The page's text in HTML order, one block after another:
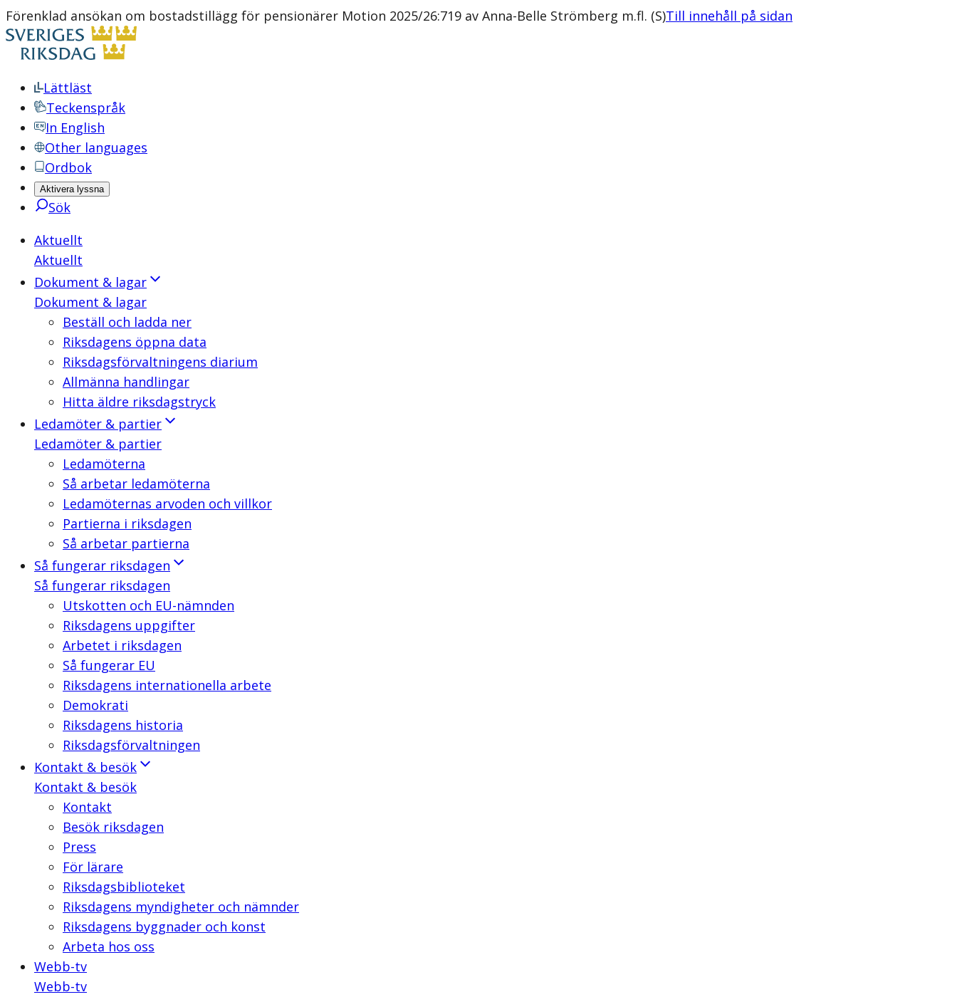
Förenklad ansökan om bostadstillägg för pensionärer Motion 2025/26:719 av Anna-Belle Strömberg m.fl. (S)Till innehåll på sidan
Lättläst
Teckenspråk
In English
Other languages
Ordbok
Aktivera lyssna
Sök
Aktuellt
Aktuellt
Dokument & lagar
Dokument & lagar
Beställ och ladda ner
Riksdagens öppna data
Riksdagsförvaltningens diarium
Allmänna handlingar
Hitta äldre riksdagstryck
Ledamöter & partier
Ledamöter & partier
Ledamöterna
Så arbetar ledamöterna
Ledamöternas arvoden och villkor
Partierna i riksdagen
Så arbetar partierna
Så fungerar riksdagen
Så fungerar riksdagen
Utskotten och EU-nämnden
Riksdagens uppgifter
Arbetet i riksdagen
Så fungerar EU
Riksdagens internationella arbete
Demokrati
Riksdagens historia
Riksdagsförvaltningen
Kontakt & besök
Kontakt & besök
Kontakt
Besök riksdagen
Press
För lärare
Riksdagsbiblioteket
Riksdagens myndigheter och nämnder
Riksdagens byggnader och konst
Arbeta hos oss
Webb-tv
Webb-tv